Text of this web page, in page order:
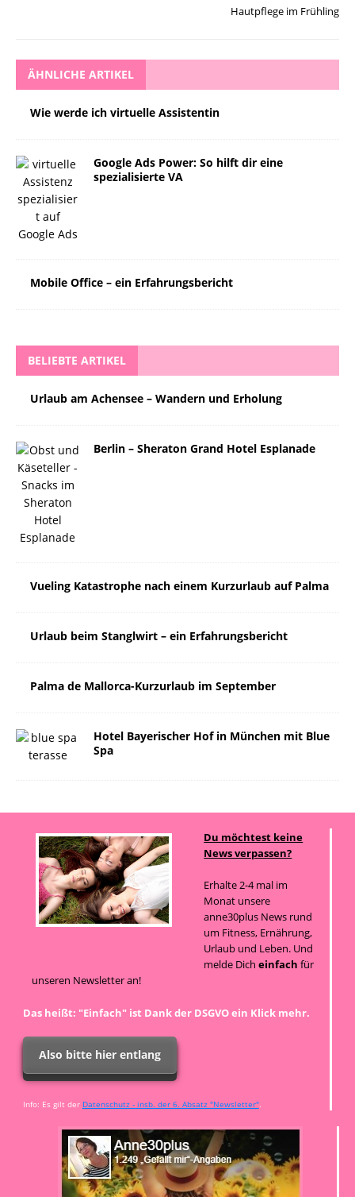
Hautpflege im Frühling
ÄHNLICHE ARTIKEL
Wie werde ich virtuelle Assistentin
Google Ads Power: So hilft dir eine
spezialisierte VA
Mobile Office – ein Erfahrungsbericht
BELIEBTE ARTIKEL
Urlaub am Achensee – Wandern und Erholung
Berlin – Sheraton Grand Hotel Esplanade
Vueling Katastrophe nach einem Kurzurlaub auf Palma
Urlaub beim Stanglwirt – ein Erfahrungsbericht
Palma de Mallorca-Kurzurlaub im September
Hotel Bayerischer Hof in München mit Blue
Spa
Du möchtest keine
News verpassen?
Erhalte 2-4 mal im
Monat unsere
anne30plus News rund
um Fitness, Ernährung,
Urlaub und Leben. Und
melde Dicheinfach für
unseren Newsletter an!
Das heißt: "Einfach" ist Dank der DSGVO ein Klick mehr.
Also bitte hier entlang
Info: Es gilt der Datenschutz - insb. der 6. Absatz "Newsletter".